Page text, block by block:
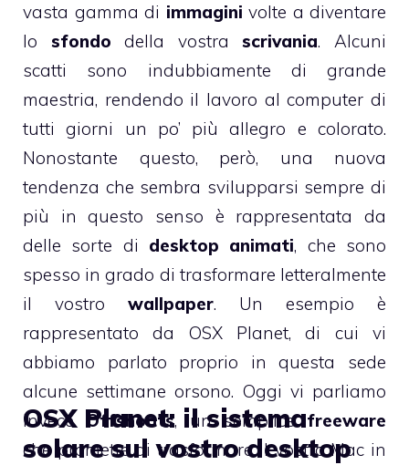
vasta gamma di immagini volte a diventare
lo sfondo della vostrascrivania. Alcuni
scatti sono indubbiamente di grande
maestria, rendendo il lavoro al computer di
tutti giorni un po’ più allegro e colorato.
Nonostante questo, però, una nuova
tendenza che sembra svilupparsi sempre di
più in questo senso è rappresentata da
delle sorte di desktop animati, che sono
spesso in grado di trasformare letteralmente
il vostro wallpaper. Un esempio è
rappresentato da OSX Planet, di cui vi
abbiamo parlato proprio in questa sede
alcune settimane orsono. Oggi vi parliamo
invece Offshoots, un semplicefreeware
che promette di trasformare il vostro Mac in
OSX Planet: il sistema
solare sul vostro desktop